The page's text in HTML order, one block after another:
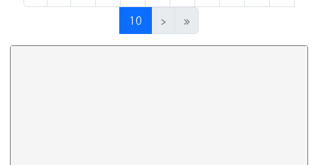
10 (目前頁次)
› »